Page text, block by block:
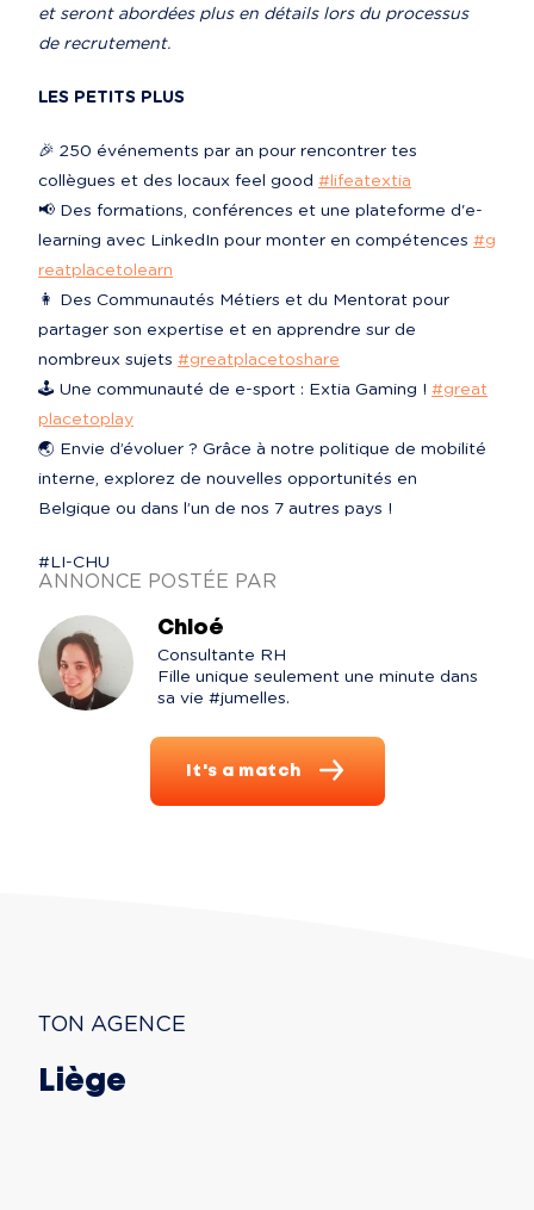
et seront abordées plus en détails lors du processus
de recrutement.
LES PETITS PLUS
🎉 250 événements par an pour rencontrer tes
collègues et des locaux feel good #lifeatextia
📢 Des formations, conférences et une plateforme d'e-
learning avec LinkedIn pour monter en compétences #g
reatplacetolearn
👩‍ Des Communautés Métiers et du Mentorat pour
partager son expertise et en apprendre sur de
nombreux sujets #greatplacetoshare
🕹️ Une communauté de e-sport : Extia Gaming ! #great
placetoplay
🌏 Envie d’évoluer ? Grâce à notre politique de mobilité
interne, explorez de nouvelles opportunités en
Belgique ou dans l’un de nos 7 autres pays !
#LI-CHU
ANNONCE POSTÉE PAR
Chloé
Consultante RH
Fille unique seulement une minute dans
sa vie #jumelles.
It's a match
TON AGENCE
Liège